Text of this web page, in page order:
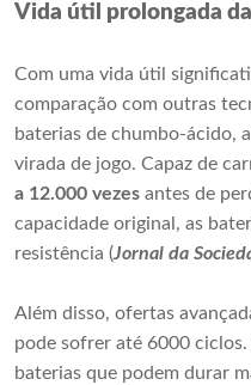
Vida útil prolongada
Com uma vida útil
comparação com outras
baterias de chumbo-ácido,
virada de jogo. Capaz de
a 12.000 vezes antes de
capacidade original, as
resistência (Jornal da
Além disso, ofertas
pode sofrer até 6000
baterias que podem durar